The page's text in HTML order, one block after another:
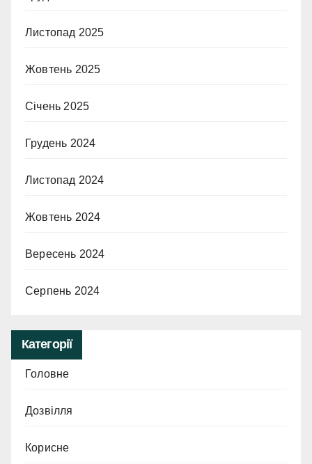
Листопад 2025
Жовтень 2025
Січень 2025
Грудень 2024
Листопад 2024
Жовтень 2024
Вересень 2024
Серпень 2024
Категорії
Головне
Дозвілля
Корисне